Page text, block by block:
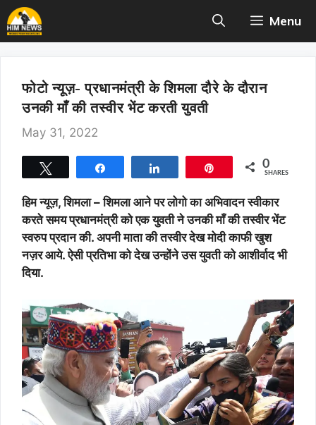
Skip
to
content
Menu
फोटो न्यूज़- प्रधानमंत्री के शिमला दौरे के दौरान
उनकी माँ की तस्वीर भेंट करती युवती
May 31, 2022
0
SHARES
हिम न्यूज़, शिमला – शिमला आने पर लोगो का अभिवादन स्वीकार
करते समय प्रधानमंत्री को एक युवती ने उनकी माँ की तस्वीर भेंट
स्वरुप प्रदान की. अपनी माता की तस्वीर देख मोदी काफी खुश
नज़र आये. ऐसी प्रतिभा को देख उन्होंने उस युवती को आशीर्वाद भी
दिया.